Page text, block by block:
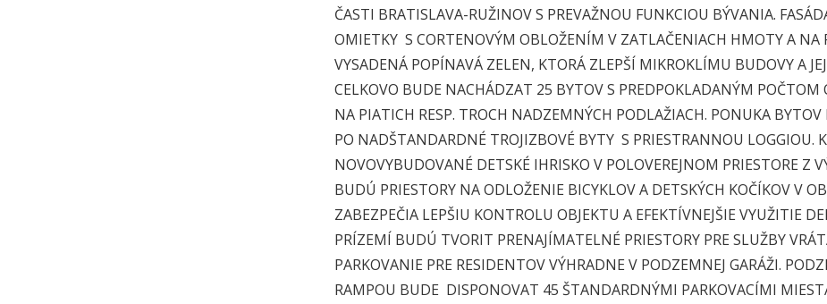
ČASTI BRATISLAVA-RUŽINOV S PREVAŽNOU FUNKCIOU BÝVANIA.
OMIETKY S CORTENOVÝM OBLOŽENÍM V ZATLAČENIACH HMOTY A NA
VYSADENÁ POPÍNAVÁ ZELEN, KTORÁ ZLEPŠÍ MIKROKLÍMU BUDOVY A
CELKOVO BUDE NACHÁDZAT 25 BYTOV S PREDPOKLADANÝM POČTOM
NA PIATICH RESP. TROCH NADZEMNÝCH PODLAŽIACH. PONUKA
PO NADŠTANDARDNÉ TROJIZBOVÉ BYTY S PRIESTRANNOU LOGGIOU.
NOVOVYBUDOVANÉ DETSKÉ IHRISKO V POLOVEREJNOM PRIESTORE Z
BUDÚ PRIESTORY NA ODLOŽENIE BICYKLOV A DETSKÝCH KOČÍKOVV
ZABEZPEČIA LEPŠIU KONTROLU OBJEKTU A EFEKTÍVNEJŠIE VYUŽITIE
PRÍZEMÍ BUDÚ TVORIT PRENAJÍMATELNÉ PRIESTORY PRE SLUŽBY
PARKOVANIE PRE RESIDENTOV VÝHRADNE V PODZEMNEJ GARÁŽI.
RAMPOU BUDE DISPONOVAT 45 ŠTANDARDNÝMI PARKOVACÍMI